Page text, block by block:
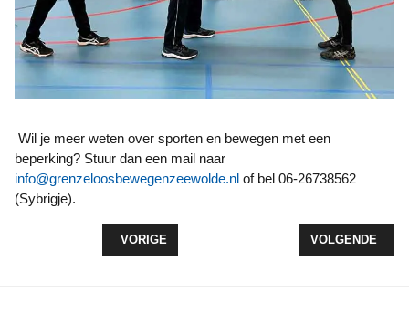
Wil je meer weten over sporten en bewegen met een
beperking? Stuur dan een mail naar
info@grenzeloosbewegenzeewolde.nl of bel 06-26738562
(Sybrigje).
VORIG ARTIKEL: PUMPTRACKBAAN OP
VORIGE VOLGENDE
VOLGENDE